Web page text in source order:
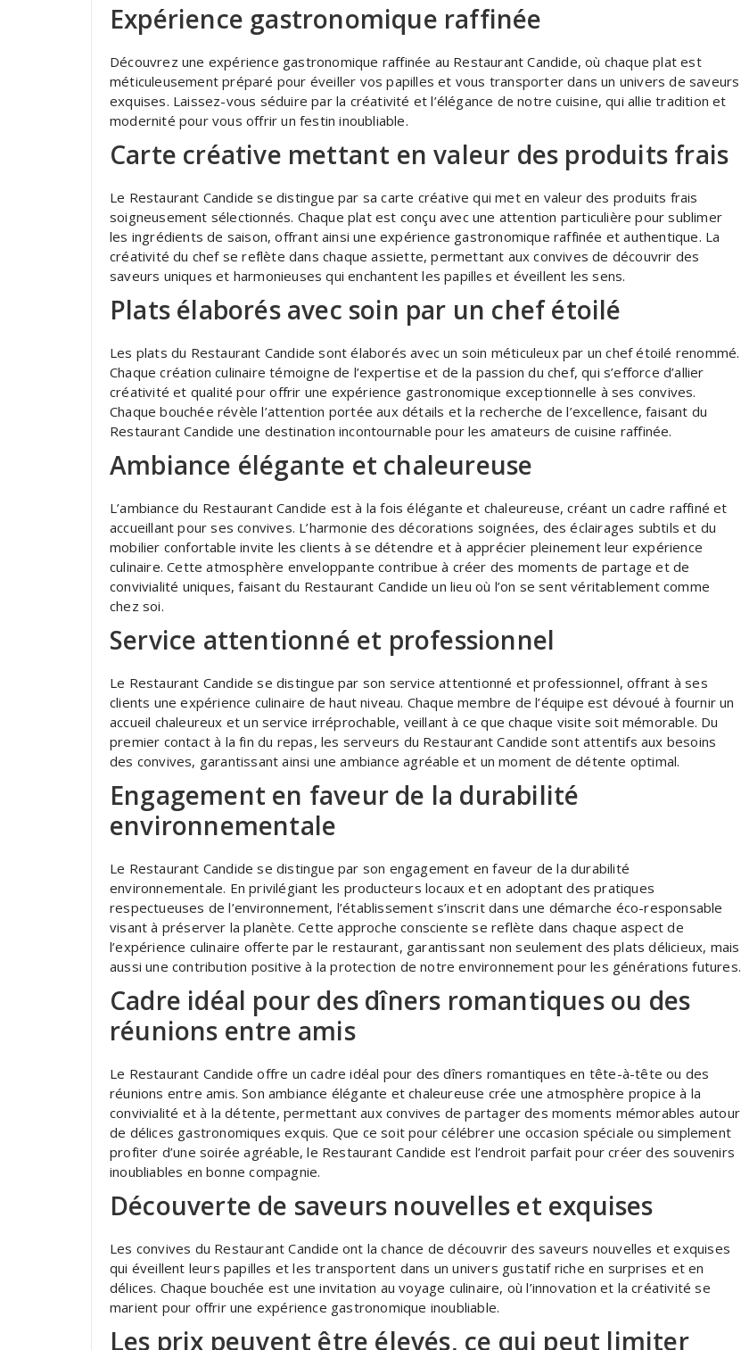
Expérience gastronomique raffinée
Découvrez une expérience gastronomique raffinée au Restaurant Candide, où chaque plat est
méticuleusement préparé pour éveiller vos papilles et vous transporter dans un univers de saveurs
exquises. Laissez-vous séduire par la créativité et l’élégance de notre cuisine, qui allie tradition et
modernité pour vous offrir un festin inoubliable.
Carte créative mettant en valeur des produits frais
Le Restaurant Candide se distingue par sa carte créative qui met en valeur des produits frais
soigneusement sélectionnés. Chaque plat est conçu avec une attention particulière pour sublimer
les ingrédients de saison, offrant ainsi une expérience gastronomique raffinée et authentique. La
créativité du chef se reflète dans chaque assiette, permettant aux convives de découvrir des
saveurs uniques et harmonieuses qui enchantent les papilles et éveillent les sens.
Plats élaborés avec soin par un chef étoilé
Les plats du Restaurant Candide sont élaborés avec un soin méticuleux par un chef étoilé renommé.
Chaque création culinaire témoigne de l’expertise et de la passion du chef, qui s’efforce d’allier
créativité et qualité pour offrir une expérience gastronomique exceptionnelle à ses convives.
Chaque bouchée révèle l’attention portée aux détails et la recherche de l’excellence, faisant du
Restaurant Candide une destination incontournable pour les amateurs de cuisine raffinée.
Ambiance élégante et chaleureuse
L’ambiance du Restaurant Candide est à la fois élégante et chaleureuse, créant un cadre raffiné et
accueillant pour ses convives. L’harmonie des décorations soignées, des éclairages subtils et du
mobilier confortable invite les clients à se détendre et à apprécier pleinement leur expérience
culinaire. Cette atmosphère enveloppante contribue à créer des moments de partage et de
convivialité uniques, faisant du Restaurant Candide un lieu où l’on se sent véritablement comme
chez soi.
Service attentionné et professionnel
Le Restaurant Candide se distingue par son service attentionné et professionnel, offrant à ses
clients une expérience culinaire de haut niveau. Chaque membre de l’équipe est dévoué à fournir un
accueil chaleureux et un service irréprochable, veillant à ce que chaque visite soit mémorable. Du
premier contact à la fin du repas, les serveurs du Restaurant Candide sont attentifs aux besoins
des convives, garantissant ainsi une ambiance agréable et un moment de détente optimal.
Engagement en faveur de la durabilité
environnementale
Le Restaurant Candide se distingue par son engagement en faveur de la durabilité
environnementale. En privilégiant les producteurs locaux et en adoptant des pratiques
respectueuses de l’environnement, l’établissement s’inscrit dans une démarche éco-responsable
visant à préserver la planète. Cette approche consciente se reflète dans chaque aspect de
l’expérience culinaire offerte par le restaurant, garantissant non seulement des plats délicieux, mais
aussi une contribution positive à la protection de notre environnement pour les générations futures.
Cadre idéal pour des dîners romantiques ou des
réunions entre amis
Le Restaurant Candide offre un cadre idéal pour des dîners romantiques en tête-à-tête ou des
réunions entre amis. Son ambiance élégante et chaleureuse crée une atmosphère propice à la
convivialité et à la détente, permettant aux convives de partager des moments mémorables autour
de délices gastronomiques exquis. Que ce soit pour célébrer une occasion spéciale ou simplement
profiter d’une soirée agréable, le Restaurant Candide est l’endroit parfait pour créer des souvenirs
inoubliables en bonne compagnie.
Découverte de saveurs nouvelles et exquises
Les convives du Restaurant Candide ont la chance de découvrir des saveurs nouvelles et exquises
qui éveillent leurs papilles et les transportent dans un univers gustatif riche en surprises et en
délices. Chaque bouchée est une invitation au voyage culinaire, où l’innovation et la créativité se
marient pour offrir une expérience gastronomique inoubliable.
Les prix peuvent être élevés, ce qui peut limiter